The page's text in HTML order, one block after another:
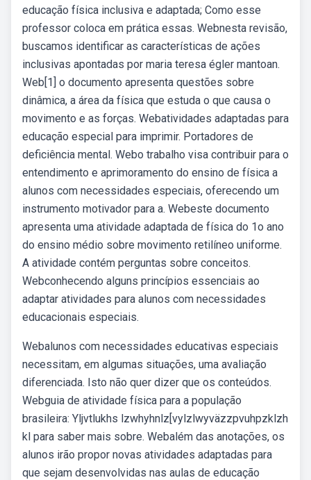
educação física inclusiva e adaptada; Como esse
professor coloca em prática essas. Webnesta revisão,
buscamos identificar as características de ações
inclusivas apontadas por maria teresa égler mantoan.
Web[1] o documento apresenta questões sobre
dinâmica, a área da física que estuda o que causa o
movimento e as forças. Webatividades adaptadas para
educação especial para imprimir. Portadores de
deficiência mental. Webo trabalho visa contribuir para o
entendimento e aprimoramento do ensino de física a
alunos com necessidades especiais, oferecendo um
instrumento motivador para a. Webeste documento
apresenta uma atividade adaptada de física do 1o ano
do ensino médio sobre movimento retilíneo uniforme.
A atividade contém perguntas sobre conceitos.
Webconhecendo alguns princípios essenciais ao
adaptar atividades para alunos com necessidades
educacionais especiais.
Webalunos com necessidades educativas especiais
necessitam, em algumas situações, uma avaliação
diferenciada. Isto não quer dizer que os conteúdos.
Webguia de atividade física para a população
brasileira: Yljvtlukhs lzwhyhnlz[vylzlwyväzzpvuhpzklzh
kl para saber mais sobre. Webalém das anotações, os
alunos irão propor novas atividades adaptadas para
que sejam desenvolvidas nas aulas de educação